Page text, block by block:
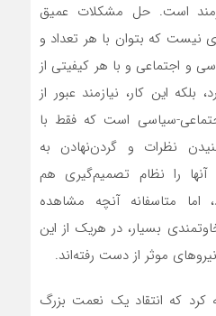
است. حل مشکلات عمیق
نیست که بتوان با هر تعداد و
و اجتماعی و با هر کیفیتی از
بلکه این کار، نیازمند عبور از
سیاسی است که فقط با
نظرات و گردن‌‌‌‌‌‌‌نهادن به
را نظام تصمیم‌گیری هم
متاسفانه آنچه مشاهده
بسیار، در هریک از این
موثر از دست رفته‌‌‌‌‌‌اند.
کرد که انتقاد یک نعمت بزرگ